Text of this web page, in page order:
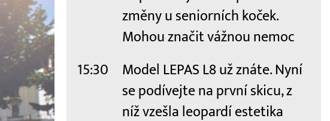
změny u seniorních koček.
Mohou značit vážnou nemoc
15:30
Model LEPAS L8 už znáte. Nyní
se podívejte na první skicu, z
níž vzešla leopardí estetika